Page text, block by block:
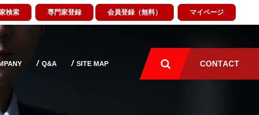
検索 専門家登録 会員登録（無料） マイページ
Q&A SITE MAP CONTACT